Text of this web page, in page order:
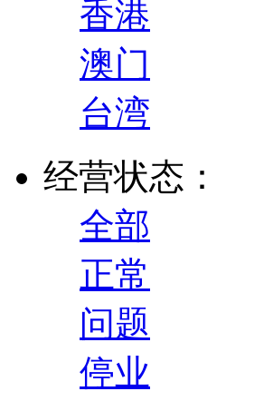
香港
澳门
台湾
经营状态：
全部
正常
问题
停业